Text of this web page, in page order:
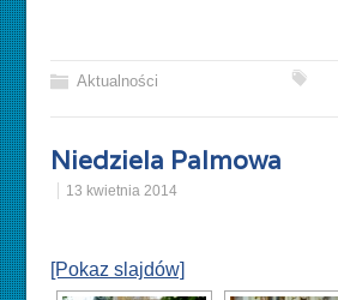
Aktualności
Niedziela Palmowa
13 kwietnia 2014
[Pokaz slajdów]